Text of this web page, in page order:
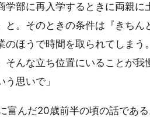
学部に再入学するときに両親
と。そのときの条件は『きち
のほうで時間を取られてしま
そんな立ち位置にいることが我
思いで」
富んだ20歳前半の頃の話である